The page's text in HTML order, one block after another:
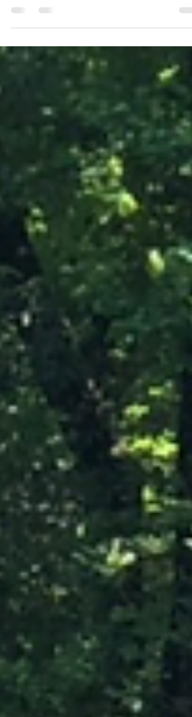
す。 いよいよ本番まで残り一週間を切った
「どんなお話なのか？」を紹介いたします
①「チビゲキとは？」...